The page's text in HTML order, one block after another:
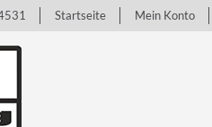
Startseite Mein Konto